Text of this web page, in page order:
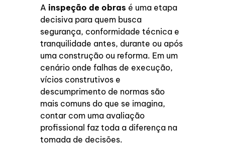
A inspeção de obras é uma etapa
decisiva para quem busca
segurança, conformidade técnica e
tranquilidade antes, durante ou após
uma construção ou reforma. Em um
cenário onde falhas de execução,
vícios construtivos e
descumprimento de normas são
mais comuns do que se imagina,
contar com uma avaliação
profissional faz toda a diferença na
tomada de decisões.